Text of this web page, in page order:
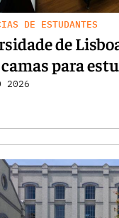
DE ESTUDANTES
de
para
2026